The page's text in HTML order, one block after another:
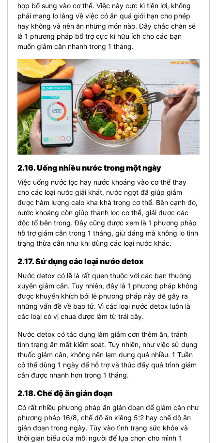
hợp bổ sung vào cơ thể. Việc này cực kì tiện lợi, không
phải mang lo lắng về việc có ăn quá giới hạn cho phép
hay không và nên ăn những món nào. Đây chắc chắn sẽ
là 1 phương pháp bổ trợ cực kì hữu ích cho các bạn
muốn giảm cân nhanh trong 1 tháng.
2.16. Uống nhiều nước trong một ngày
Việc uống nước lọc hay nước khoáng vào cơ thể thay
cho các loại nước giải khát, nước ngọt đã giúp giảm
được hàm lượng calo kha khá trong cơ thể. Bên cạnh đó,
nước khoáng còn giúp thanh lọc cơ thể, giải được các
độc tố bên trong. Đây cũng được xem là 1 phương pháp
hỗ trợ giảm cân trong 1 tháng, giữ dáng mà không lo tình
trạng thừa cân như khi dùng các loại nước khác.
2.17. Sử dụng các loại nước detox
Nước detox có lẽ là rất quen thuộc với các bạn thường
xuyên giảm cân. Tuy nhiên, đây là 1 phương pháp không
được khuyến khích bởi lẽ phương pháp này dễ gây ra
những vấn đề về bao tử. Vì các loại nước detox luôn là
các loại có vị chua được làm từ trái cây.
Nước detox có tác dụng làm giảm cơn thèm ăn, tránh
tình trạng ăn mất kiểm soát. Tuy nhiên, như việc sử dụng
thuốc giảm cân, không nên lạm dụng quá nhiều. 1 Tuần
có thể dùng 1 ngày để hỗ trợ và thúc đẩy quá trình giảm
cân được nhanh hơn trong 1 tháng.
2.18. Chế độ ăn gián đoạn
Có rất nhiều phương pháp ăn gián đoạn để giảm cân như
phương pháp 16/8, chế độ ăn kiêng 5:2 hay chế độ ăn
gián đoạn trong ngày. Tùy vào tình trạng sức khỏe và
thời gian biểu của mỗi người để lựa chọn cho mình 1